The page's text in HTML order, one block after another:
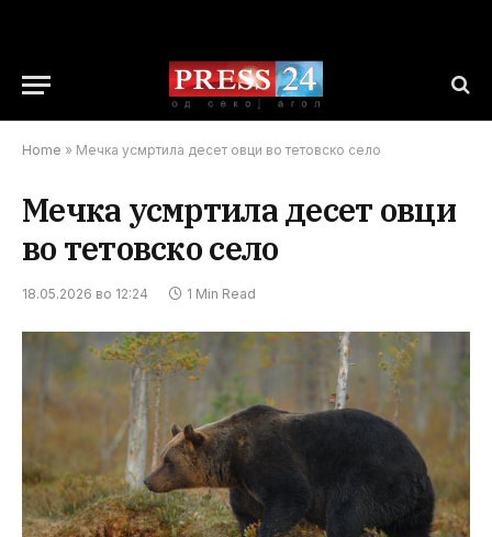
Home » Мечка усмртила десет овци во тетовско село
Мечка усмртила десет овци
во тетовско село
18.05.2026 во 12:24 1 Min Read